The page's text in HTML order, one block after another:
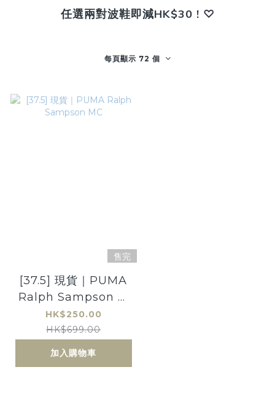
任選兩對波鞋即減HK$30 ! ♡
每頁顯示 72 個
售完
[37.5] 現貨｜PUMA
Ralph Sampson M
C
HK$250.00
HK$699.00
加入購物車